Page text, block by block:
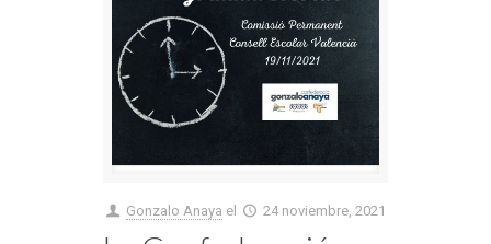
Gonzalo Anaya el 24 noviembre, 2021